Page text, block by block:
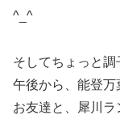
^_^
そしてちょっと
午後から、能登
お友達と、犀川